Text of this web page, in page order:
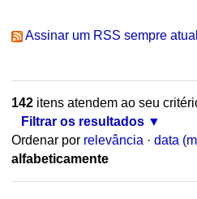
Assinar um RSS sempre
142itens atendem ao seu
Filtrar os resultados
Ordenar por relevância · data
alfabeticamente